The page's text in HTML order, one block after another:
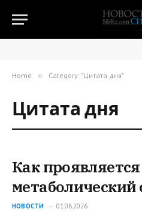
Home » Category: "Цитата дня"
Цитата дня
Как проявляется
НОВОСТИ 01.08.2026